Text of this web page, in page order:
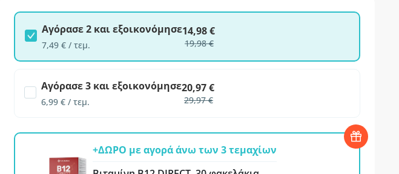
Αγόρασε 2 και εξοικονόμησε
7,49 € / τεμ.
14,98 €
19,98 €
Αγόρασε 3 και εξοικονόμησε
6,99 € / τεμ.
20,97 €
29,97 €
+ΔΩΡΟ με αγορά άνω των 3 τεμαχίων